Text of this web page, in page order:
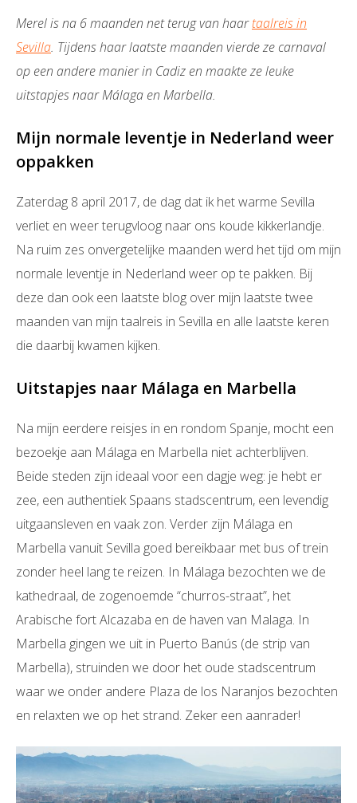
Merel is na 6 maanden net terug van haartaalreis in
Sevilla. Tijdens haar laatste maanden vierde ze carnaval
op een andere manier in Cadiz en maakte ze leuke
uitstapjes naar Málaga en Marbella.
Mijn normale leventje in Nederland weer
oppakken
Zaterdag 8 april 2017, de dag dat ik het warme Sevilla
verliet en weer terugvloog naar ons koude kikkerlandje.
Na ruim zes onvergetelijke maanden werd het tijd om mijn
normale leventje in Nederland weer op te pakken. Bij
deze dan ook een laatste blog over mijn laatste twee
maanden van mijn taalreis in Sevilla en alle laatste keren
die daarbij kwamen kijken.
Uitstapjes naar Málaga en Marbella
Na mijn eerdere reisjes in en rondom Spanje, mocht een
bezoekje aan Málaga en Marbella niet achterblijven.
Beide steden zijn ideaal voor een dagje weg: je hebt er
zee, een authentiek Spaans stadscentrum, een levendig
uitgaansleven en vaak zon. Verder zijn Málaga en
Marbella vanuit Sevilla goed bereikbaar met bus of trein
zonder heel lang te reizen. In Málaga bezochten we de
kathedraal, de zogenoemde “churros-straat”, het
Arabische fort Alcazaba en de haven van Malaga. In
Marbella gingen we uit in Puerto Banús (de strip van
Marbella), struinden we door het oude stadscentrum
waar we onder andere Plaza de los Naranjos bezochten
en relaxten we op het strand. Zeker een aanrader!